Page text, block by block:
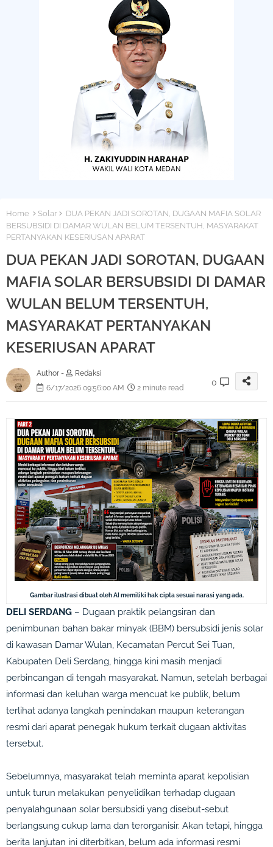
Home Solar
DUA PEKAN JADI SOROTAN, DUGAAN MAFIA SOLAR
BERSUBSIDI DI DAMAR WULAN BELUM TERSENTUH, MASYARAKAT
PERTANYAKAN KESERIUSAN APARAT
DUA PEKAN JADI SOROTAN, DUGAAN
MAFIA SOLAR BERSUBSIDI DI DAMAR
WULAN BELUM TERSENTUH,
MASYARAKAT PERTANYAKAN
KESERIUSAN APARAT
Author -
Redaksi
6/17/2026 09:56:00 AM
2 minute read
0
Gambar ilustrasi dibuat oleh AI memiliki hak cipta sesuai narasi yang ada.
DELI SERDANG – Dugaan praktik pelangsiran dan
penimbunan bahan bakar minyak (BBM) bersubsidi jenis solar
di kawasan Damar Wulan, Kecamatan Percut Sei Tuan,
Kabupaten Deli Serdang, hingga kini masih menjadi
perbincangan di tengah masyarakat. Namun, setelah berbagai
informasi dan keluhan warga mencuat ke publik, belum
terlihat adanya langkah penindakan maupun keterangan
resmi dari aparat penegak hukum terkait dugaan aktivitas
tersebut.
Sebelumnya, masyarakat telah meminta aparat kepolisian
untuk turun melakukan penyelidikan terhadap dugaan
penyalahgunaan solar bersubsidi yang disebut-sebut
berlangsung cukup lama dan terorganisir. Akan tetapi, hingga
berita lanjutan ini diterbitkan, belum ada informasi resmi